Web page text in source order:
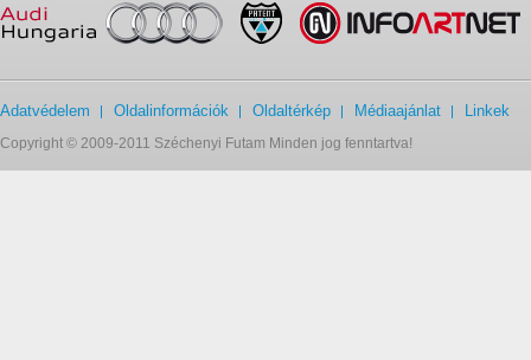
Adatvédelem Oldalinformációk Oldaltérkép Médiaajánlat Linkek
Copyright © 2009-2011 Széchenyi Futam Minden jog fenntartva!